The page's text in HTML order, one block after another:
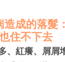
造成的落髮
住不下去
、紅癢、屑屑